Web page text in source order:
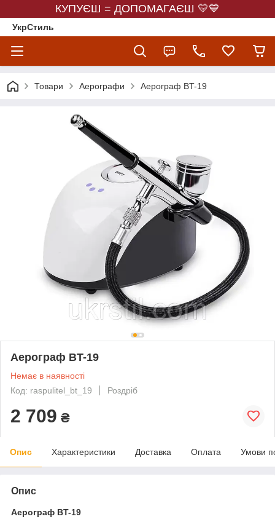
КУПУЄШ = ДОПОМАГАЄШ 💛💙
УкрСтиль
Товари Аерографи Аерограф BT-19
Аерограф BT-19
Немає в наявності
Код: raspulitel_bt_19
Роздріб
2 709 ₴
Опис Характеристики Доставка Оплата Умови
Опис
Аерограф BT-19